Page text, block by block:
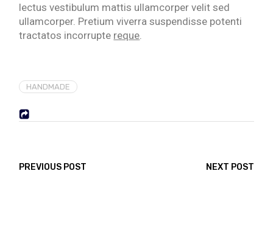
lectus vestibulum mattis ullamcorper velit sed
ullamcorper. Pretium viverra suspendisse potenti
tractatos incorrupte reque
HANDMADE
PREVIOUS POST NEXT POST